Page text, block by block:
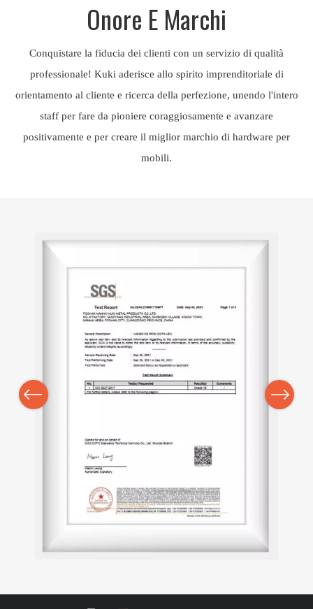
Onore E Marchi
Conquistare la fiducia dei clienti con un servizio di qualità
professionale! Kuki aderisce allo spirito imprenditoriale di
orientamento al cliente e ricerca della perfezione, unendo l'intero
staff per fare da pioniere coraggiosamente e avanzare
positivamente e per creare il miglior marchio di hardware per
mobili.
Previous Next